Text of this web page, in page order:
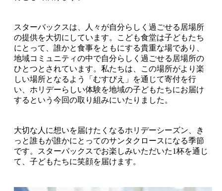
スターバックスは、人々が自分らしく過ごせる居場所
の提供を大切にしています。こども食堂は子どもたち
にとって、誰かと食事をともにする貴重な場であり、
地域コミュニティの中で自分らしく過ごせる居場所の
ひとつとされています。私たちは、この場所がより楽
しい場所となるよう「むすびえ」を通じて寄付を行
い、ホリデーらしい体験を地域の子どもたちにお届け
するという今回の取り組みにいたりました。
大切な人に想いを届けたくなるホリデーシーズン、き
っと誰もが誰かにとってのサンタクロースになる季節
です。スターバックスでお楽しみいただいた1杯を通じ
て、子どもたちに笑顔を届けます。